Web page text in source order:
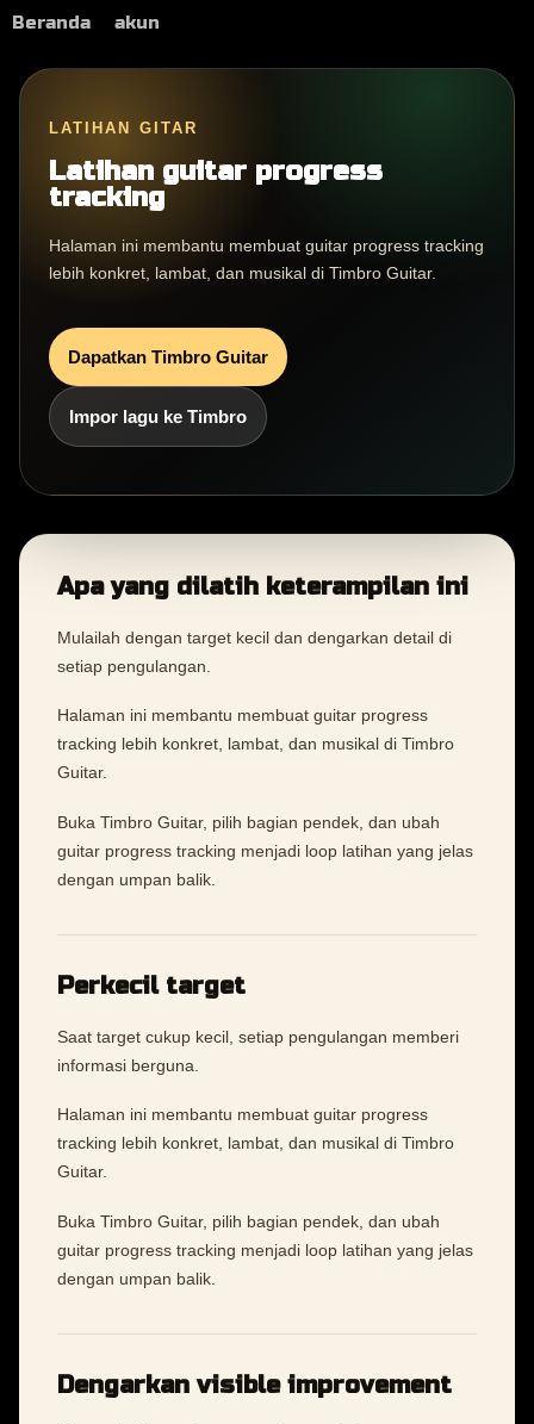
Beranda akun
LATIHAN GITAR
Latihan guitar progress
tracking
Halaman ini membantu membuat guitar progress tracking
lebih konkret, lambat, dan musikal di Timbro Guitar.
Dapatkan Timbro Guitar
Impor lagu ke Timbro
Apa yang dilatih keterampilan ini
Mulailah dengan target kecil dan dengarkan detail di
setiap pengulangan.
Halaman ini membantu membuat guitar progress
tracking lebih konkret, lambat, dan musikal di Timbro
Guitar.
Buka Timbro Guitar, pilih bagian pendek, dan ubah
guitar progress tracking menjadi loop latihan yang jelas
dengan umpan balik.
Perkecil target
Saat target cukup kecil, setiap pengulangan memberi
informasi berguna.
Halaman ini membantu membuat guitar progress
tracking lebih konkret, lambat, dan musikal di Timbro
Guitar.
Buka Timbro Guitar, pilih bagian pendek, dan ubah
guitar progress tracking menjadi loop latihan yang jelas
dengan umpan balik.
Dengarkan visible improvement